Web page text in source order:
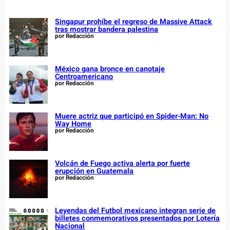
Singapur prohíbe el regreso de Massive Attack
tras mostrar bandera palestina
por Redacción
México gana bronce en canotaje
Centroamericano
por Redacción
Muere actriz que participó en Spider-Man: No
Way Home
por Redacción
Volcán de Fuego activa alerta por fuerte
erupción en Guatemala
por Redacción
Leyendas del Futbol mexicano integran serie de
billetes conmemorativos presentados por Lotería
Nacional